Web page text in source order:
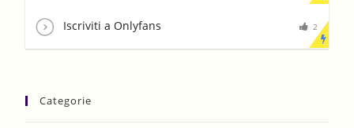
Iscriviti a Onlyfans 2
Categorie